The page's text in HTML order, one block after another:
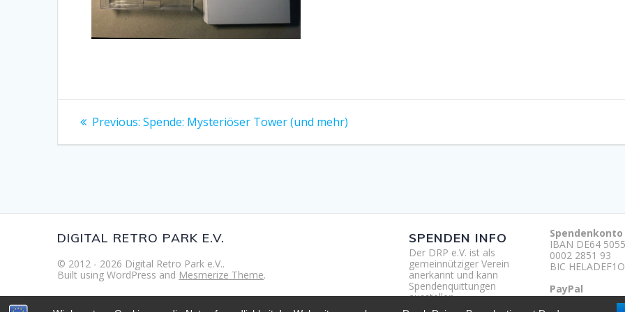
Beitragsnavigation
Previous: Previous
Spende: Mysteriöser Tower (und mehr)
DIGITAL RETRO PARK E.V.
© 2012 - 2026 Digital Retro Park e.V..
Built using WordPress and Mesmerize Theme.
SPENDEN INFO
Der DRP e.V. ist als
gemeinnütziger Verein
anerkannt und kann
Spendenquittungen
ausstellen.
Spendenkonto
IBAN DE64
0002 2851 93
BIC
PayPal
http://